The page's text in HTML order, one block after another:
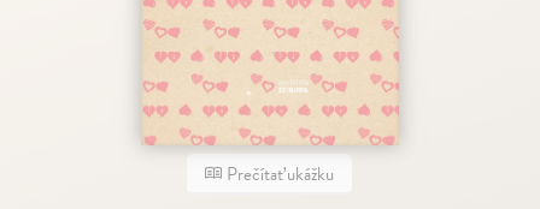
Prečítať ukážku